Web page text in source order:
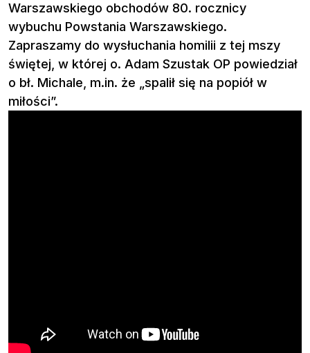
Warszawskiego obchodów 80. rocznicy
wybuchu Powstania Warszawskiego.
Zapraszamy do wysłuchania homilii z tej mszy
świętej, w której o. Adam Szustak OP powiedział
o bł. Michale, m.in. że „spalił się na popiół w
miłości”.